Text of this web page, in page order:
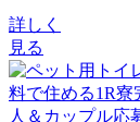
詳しく
見る